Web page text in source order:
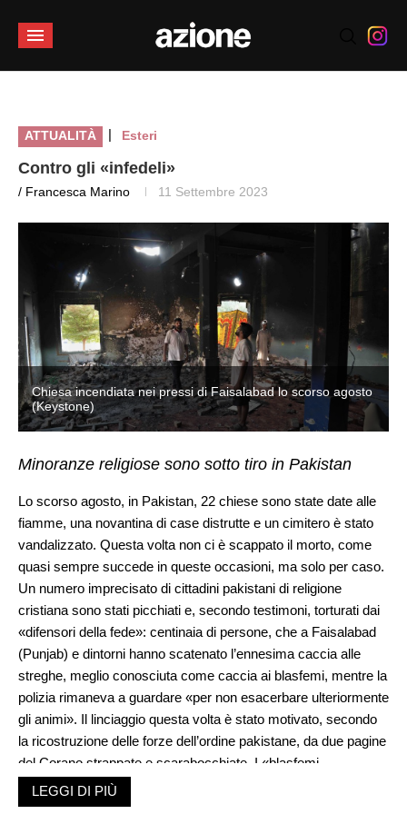
ATTUALITÀ | Esteri
Contro gli «infedeli»
/ Francesca Marino 11 Settembre 2023
Chiesa incendiata nei pressi di Faisalabad lo scorso agosto
(Keystone)
Minoranze religiose sono sotto tiro in Pakistan
Lo scorso agosto, in Pakistan, 22 chiese sono state date alle
fiamme, una novantina di case distrutte e un cimitero è stato
vandalizzato. Questa volta non ci è scappato il morto, come
quasi sempre succede in queste occasioni, ma solo per caso.
Un numero imprecisato di cittadini pakistani di religione
cristiana sono stati picchiati e, secondo testimoni, torturati dai
«difensori della fede»: centinaia di persone, che a Faisalabad
(Punjab) e dintorni hanno scatenato l’ennesima caccia alle
streghe, meglio conosciuta come caccia ai blasfemi, mentre la
polizia rimaneva a guardare «per non esacerbare ulteriormente
gli animi». Il linciaggio questa volta è stato motivato, secondo
la ricostruzione delle forze dell’ordine pakistane, da due pagine
del Corano strappate e scarabocchiate. I «blasfemi
profanatori» del sacro libro avrebbero lasciato le fotocopie delle
loro carte d’identità con nome, cognome e indirizzo. Che sono
LEGGI DI PIÙ